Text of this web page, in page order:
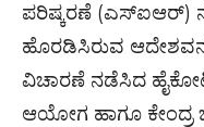
ಪರಿಷ್ಕರಣೆ (ಎಸ್‌ಐಆರ್)
ಹೊರಡಿಸಿರುವ
ವಿಚಾರಣೆ ನಡೆಸಿದ
ಆಯೋಗ ಹಾಗೂ